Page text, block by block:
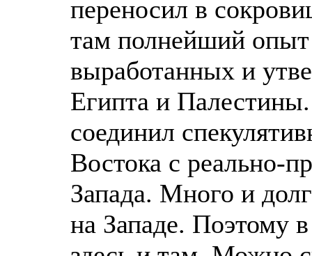
переносил в
там полнейший опыт
выработанных и
Египта и
соединил
Востока с реально-
Запада. Много и
на Западе. Поэтому